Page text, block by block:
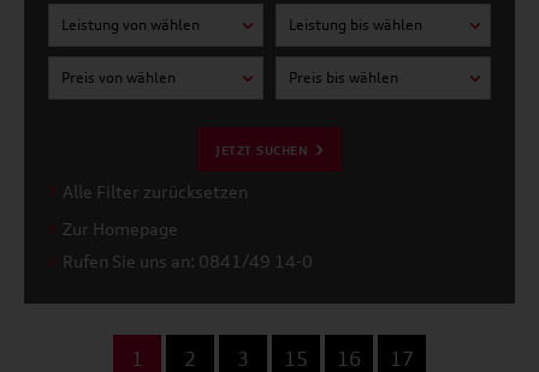
Leistung von wählen Leistung bis wählen
Preis von wählen Preis bis wählen
JETZT SUCHEN
Alle Filter zurücksetzen
Zur Homepage
Rufen Sie uns an: 0841/49 14-0
1 2 3 15 16 17